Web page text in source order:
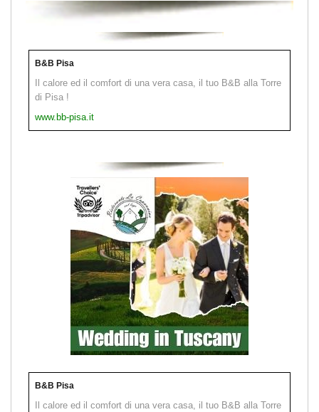
B&B Pisa
Il calore ed il comfort di una vera casa, il tuo B&B alla Torre
di Pisa !
www.bb-pisa.it
B&B Pisa
Il calore ed il comfort di una vera casa, il tuo B&B alla Torre